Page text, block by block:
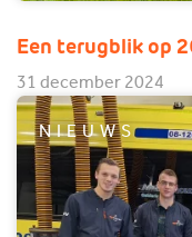
Een terugblik op
31 december 2024
NIEUWS